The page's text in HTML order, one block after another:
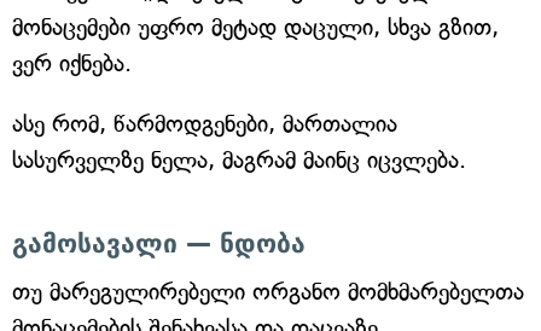
მონაცემები უფრო მეტად დაცული, სხვა გზით,
ვერ იქნება.
ასე რომ, წარმოდგენები, მართალია
სასურველზე ნელა, მაგრამ მაინც იცვლება.
გამოსავალი — ნდობა
თუ მარეგულირებელი ორგანო მომხმარებელთა